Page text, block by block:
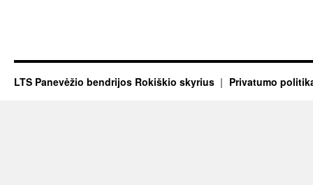
LTS Panevėžio bendrijos Rokiškio skyrius Privatumo